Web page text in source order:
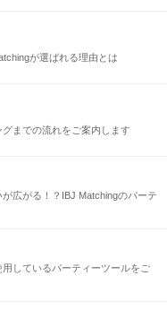
経験がある
只中だ！
介文は
入力&登録を！
が選ばれる理由とは
までの流れをご案内します
が広がる！？IBJ Matchingのパーテ
しているパーティーツールをご